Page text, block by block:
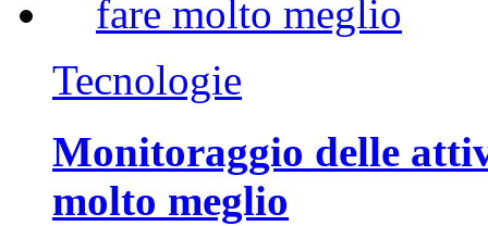
Tecnologie
Monitoraggio delle
molto meglio